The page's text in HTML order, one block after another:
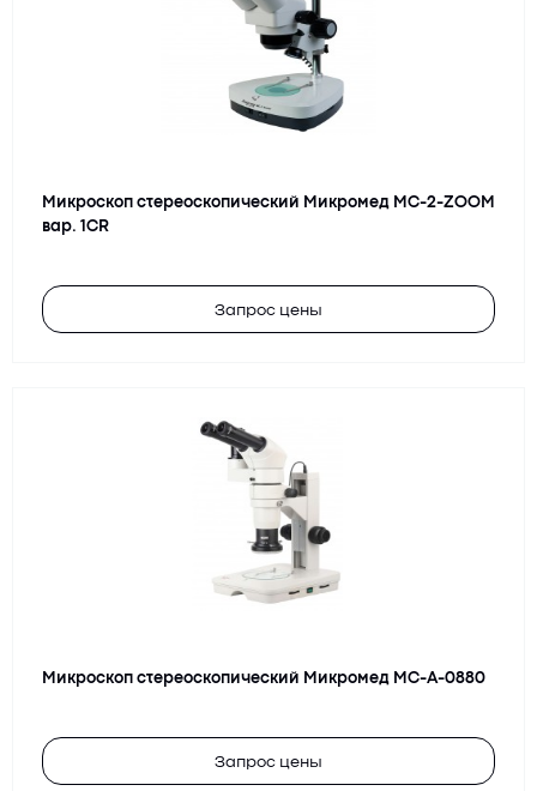
Микроскоп стереоскопический Микромед MC-2-ZOOM
вар. 1СR
Запрос цены
Микроскоп стереоскопический Микромед MC-А-0880
Запрос цены